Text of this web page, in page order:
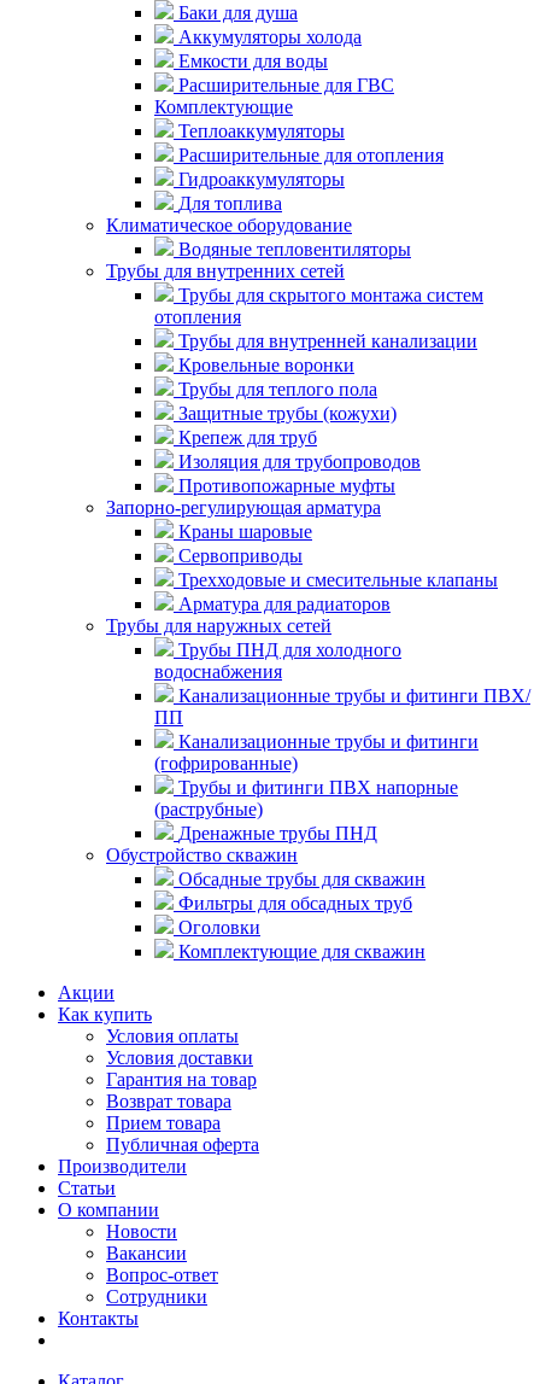
Баки для душа
Аккумуляторы холода
Емкости для воды
Расширительные для ГВС
Комплектующие
Теплоаккумуляторы
Расширительные для отопления
Гидроаккумуляторы
Для топлива
Климатическое оборудование
Водяные тепловентиляторы
Трубы для внутренних сетей
Трубы для скрытого монтажа систем
отопления
Трубы для внутренней канализации
Кровельные воронки
Трубы для теплого пола
Защитные трубы (кожухи)
Крепеж для труб
Изоляция для трубопроводов
Противопожарные муфты
Запорно-регулирующая арматура
Краны шаровые
Сервоприводы
Трехходовые и смесительные клапаны
Арматура для радиаторов
Трубы для наружных сетей
Трубы ПНД для холодного
водоснабжения
Канализационные трубы и фитинги ПВХ/
ПП
Канализационные трубы и фитинги
(гофрированные)
Трубы и фитинги ПВХ напорные
(раструбные)
Дренажные трубы ПНД
Обустройство скважин
Обсадные трубы для скважин
Фильтры для обсадных труб
Оголовки
Комплектующие для скважин
Акции
Как купить
Условия оплаты
Условия доставки
Гарантия на товар
Возврат товара
Прием товара
Публичная оферта
Производители
Статьи
О компании
Новости
Вакансии
Вопрос-ответ
Сотрудники
Контакты